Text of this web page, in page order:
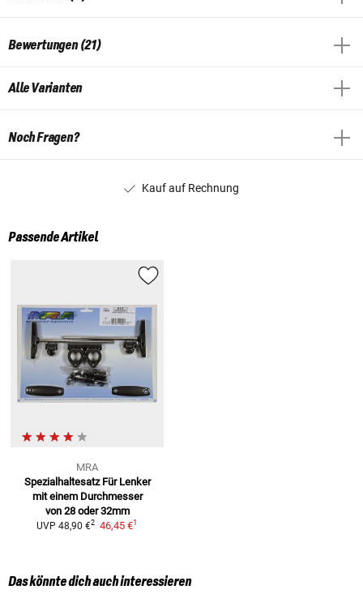
Bewertungen (21)
Alle Varianten
Noch Fragen?
Kauf auf Rechnung
Passende Artikel
MRA
Spezialhaltesatz Für Lenker
mit einem Durchmesser
von 28 oder 32mm
UVP 48,90 €2 46,45 €1
Das könnte dich auch interessieren